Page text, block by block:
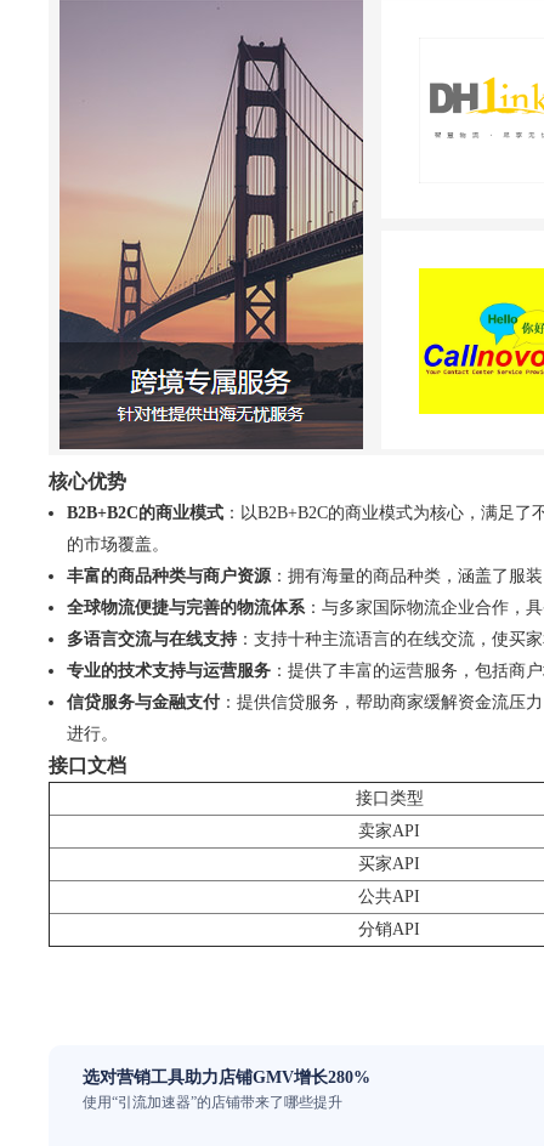
核心优势
B2B+B2C的商业模式 ：以B2B+B2C的商业模式为核心，满足
的市场覆盖。
丰富的商品种类与商户资源 ：拥有海量的商品种类，涵盖了服
全球物流便捷与完善的物流体系 ：与多家国际物流企业合作，
多语言交流与在线支持 ：支持十种主流语言的在线交流，使买
专业的技术支持与运营服务 ：提供了丰富的运营服务，包括商
信贷服务与金融支付 ：提供信贷服务，帮助商家缓解资金流压
进行。
接口文档
接口类型
卖家API
买家API
公共API
分销API
选对营销工具助力店铺GMV增长280%
使用“引流加速器”的店铺带来了哪些提升